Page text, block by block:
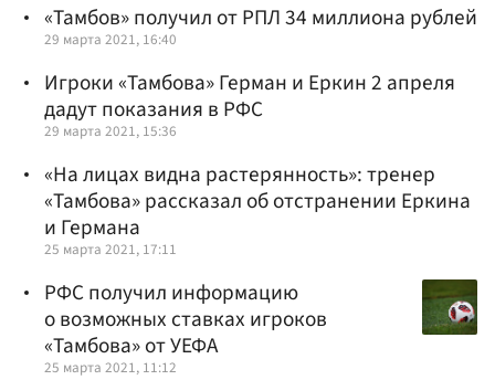
«Тамбов» получил от РПЛ 34 миллиона рублей
29 марта 2021, 16:40
Игроки «Тамбова» Герман и Еркин 2 апреля
дадут показания в РФС
29 марта 2021, 15:36
«На лицах видна растерянность»: тренер
«Тамбова» рассказал об отстранении Еркина
и Германа
25 марта 2021, 17:11
РФС получил информацию
о возможных ставках игроков
«Тамбова» от УЕФА
25 марта 2021, 11:12